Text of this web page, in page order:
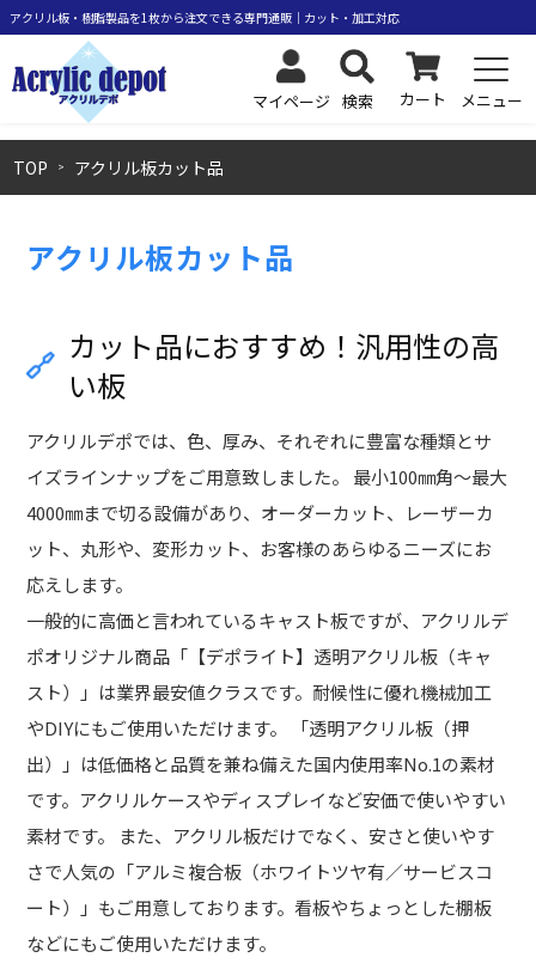
マイページ 検索 カート メニュー
TOP アクリル板カット品
アクリル板カット品
カット品におすすめ！汎用性の高
い板
アクリルデポでは、色、厚み、それぞれに豊富な種類とサ
イズラインナップをご用意致しました。 最小100㎜角～最大
4000㎜まで切る設備があり、オーダーカット、レーザーカ
ット、丸形や、変形カット、お客様のあらゆるニーズにお
応えします。
一般的に高価と言われているキャスト板ですが、アクリルデ
ポオリジナル商品「【デポライト】透明アクリル板（キャ
スト）」は業界最安値クラスです。耐候性に優れ機械加工
やDIYにもご使用いただけます。 「透明アクリル板（押
出）」は低価格と品質を兼ね備えた国内使用率No.1の素材
です。アクリルケースやディスプレイなど安価で使いやすい
素材です。 また、アクリル板だけでなく、安さと使いやす
さで人気の「アルミ複合板（ホワイトツヤ有／サービスコ
ート）」もご用意しております。看板やちょっとした棚板
などにもご使用いただけます。